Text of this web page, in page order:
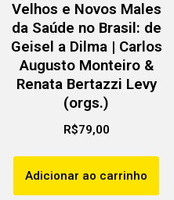
Velhos e Novos Males
da Saúde no Brasil: de
Geisel a Dilma | Carlos
Augusto Monteiro &
Renata Bertazzi Levy
(orgs.)
R$79,00
Adicionar ao carrinho